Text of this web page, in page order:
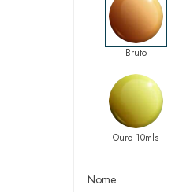
Bruto
Ouro 10mls
Nome